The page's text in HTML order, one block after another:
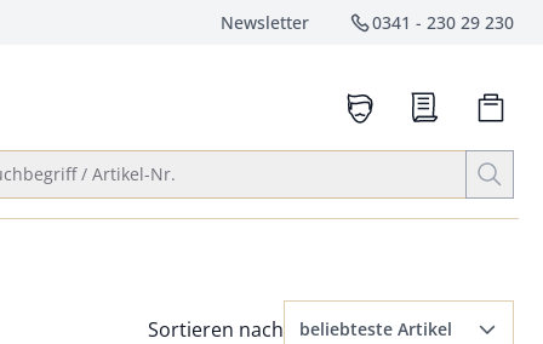
Newsletter Service-
0341 - 230 29 230
anrufen
/ Artikel-Nr.
Menü Sortierung: beliebteste Artikel
Sortieren nach beliebteste Artikel